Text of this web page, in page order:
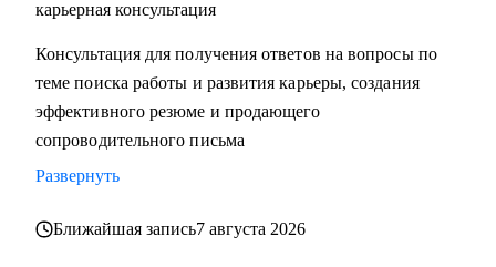
которая закроет вопросы нанимающей стороны.
• Карьерный переход или выход на новый уровень дохода -
выстроим стратегию с конкретными шагами.
• Готовитесь к важному интервью - отработаем ответы и
подсветим сильные стороны.
тренды и ваше позиционирование.
карьерная консультация
Консультация для получения ответов на вопросы по
теме поиска работы и развития карьеры, создания
эффективного резюме и продающего
сопроводительного письма
Развернуть
Ближайшая запись7 августа 2026